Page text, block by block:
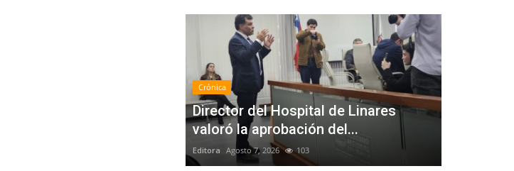
Crónica
Director del Hospital de Linares
valoró la aprobación del...
Editora Agosto 7, 2026 103